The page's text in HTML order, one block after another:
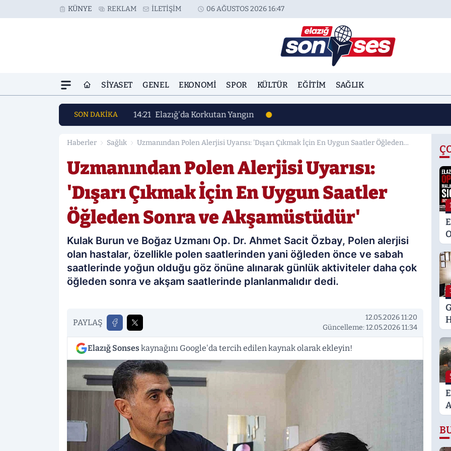
KÜNYE REKLAM İLETIŞIM 06 AĞUSTOS 2026 16:47
SIYASET GENEL EKONOMI SPOR KÜLTÜR EĞITIM SAĞLIK
SON DAKİKA 14:21 Elazığ'da Korkutan Yangın
Haberler Sağlık
Uzmanından Polen Alerjisi Uyarısı: 'Dışarı Çıkmak İçin En Uygun Saatler Öğleden
Uzmanından Polen Alerjisi Uyarısı:
'Dışarı Çıkmak İçin En Uygun Saatler
Öğleden Sonra ve Akşamüstüdür'
Kulak Burun ve Boğaz Uzmanı Op. Dr. Ahmet Sacit Özbay, Polen alerjisi
olan hastalar, özellikle polen saatlerinden yani öğleden önce ve sabah
saatlerinde yoğun olduğu göz önüne alınarak günlük aktiviteler daha çok
öğleden sonra ve akşam saatlerinde planlanmalıdır dedi.
PAYLAŞ
12.05.2026 11:20
Güncelleme: 12.05.2026 11:34
Elazığ Sonses kaynağını Google'da tercih edilen kaynak olarak ekleyin!